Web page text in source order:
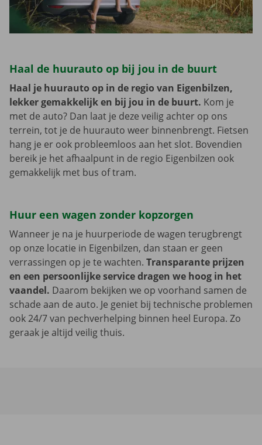
Haal de huurauto op bij jou in de buurt
Haal je huurauto op in de regio van Eigenbilzen,
lekker gemakkelijk en bij jou in de buurt. Kom je
met de auto? Dan laat je deze veilig achter op ons
terrein, tot je de huurauto weer binnenbrengt. Fietsen
hang je er ook probleemloos aan het slot. Bovendien
bereik je het afhaalpunt in de regio Eigenbilzen ook
gemakkelijk met bus of tram.
Huur een wagen zonder kopzorgen
Wanneer je na je huurperiode de wagen terugbrengt
op onze locatie in Eigenbilzen, dan staan er geen
verrassingen op je te wachten. Transparante prijzen
en een persoonlijke service dragen we hoog in het
vaandel. Daarom bekijken we op voorhand samen de
schade aan de auto. Je geniet bij technische problemen
ook 24/7 van pechverhelping binnen heel Europa. Zo
geraak je altijd veilig thuis.